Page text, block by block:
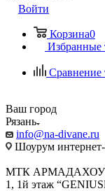
Войти
Корзина0
Избранные
Сравнение
Ваш город
Рязань
info@na-divane.ru
Шоурум
МТК АРМАДАХОУМ
1, 1й этаж